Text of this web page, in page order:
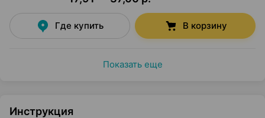
Где купить В корзину
Показать еще
Инструкция